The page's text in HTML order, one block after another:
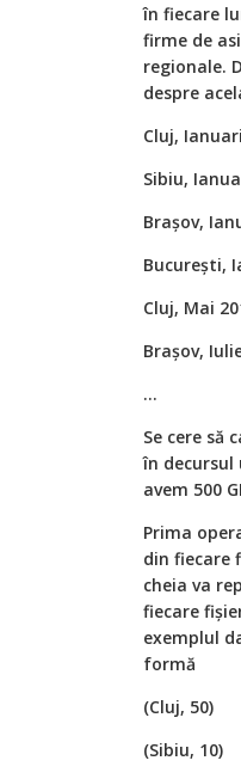
în fiecare
firme de
regionale.
despre
Cluj,
Sibiu,
Brașov,
București,
Cluj, Mai
Brașov,
…
Se cere să
în decursul
avem 500
Prima
din fiecare
cheia va
fiecare
exemplul
formă
(Cluj, 50)
(Sibiu, 10)